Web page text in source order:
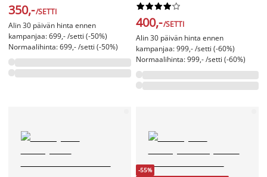
350,-/SETTI
Alin 30 päivän hinta ennen
kampanjaa: 699,- /setti (-50%)
Normaalihinta: 699,- /setti (-50%)






400,-/SETTI
Alin 30 päivän hinta ennen
kampanjaa: 999,- /setti (-60%)
Normaalihinta: 999,- /setti (-60%)
-55%